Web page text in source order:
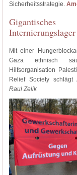
Sicherheitsstrategie.
Gigantisches
Internierungslager
Mit einer
Gaza ethnisch
Hilfsorganisation
Relief Society schlägt
Raul Zelik